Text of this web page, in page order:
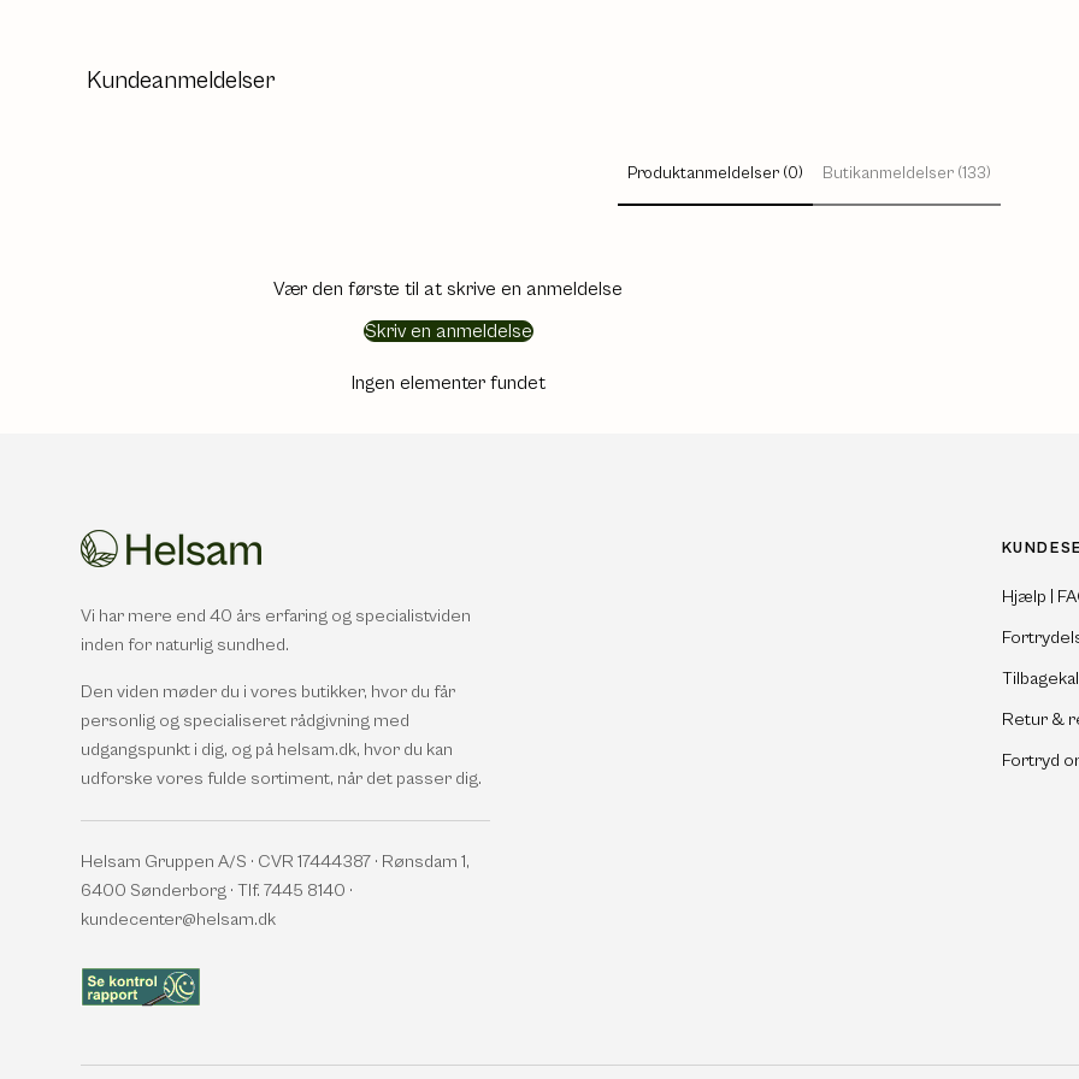
Kundeanmeldelser
Produktanmeldelser (0) Butikanmeldelser (133)
Vær den første til at skrive en anmeldelse
Skriv en anmeldelse
Ingen elementer fundet
Vi har mere end 40 års erfaring og specialistviden
inden for naturlig sundhed.
Den viden møder du i vores butikker, hvor du får
personlig og specialiseret rådgivning med
udgangspunkt i dig, og på helsam.dk, hvor du kan
udforske vores fulde sortiment, når det passer dig.
Helsam Gruppen A/S · CVR 17444387 · Rønsdam 1,
6400 Sønderborg · Tlf. 7445 8140 ·
kundecenter@helsam.dk
Hjælp |
Retur &
Fortryd